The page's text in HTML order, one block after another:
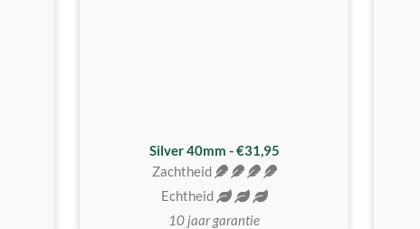
Silver 40mm - €31,95
Zachtheid
Echtheid
10 jaar garantie